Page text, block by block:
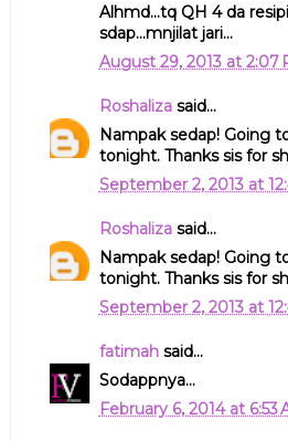
Alhmd...tq QH 4 da
sdap...mnjilat jari...
August 29, 2013 at 2:07
Roshalizasaid...
Nampak sedap! Going
tonight. Thanks sis for
September 2, 2013 at
Roshalizasaid...
Nampak sedap! Going
tonight. Thanks sis for
September 2, 2013 at
fatimah said...
Sodappnya...
February 6, 2014 at 6:53